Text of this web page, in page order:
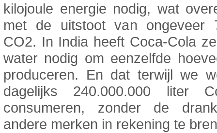
kilojoule energie nodig, wat
met de uitstoot van ongeveer
CO2. In India heeft Coca-Cola
water nodig om eenzelfde
produceren. En dat terwijl we
dagelijks 240.000.000 liter
consumeren, zonder de
andere merken in rekening te